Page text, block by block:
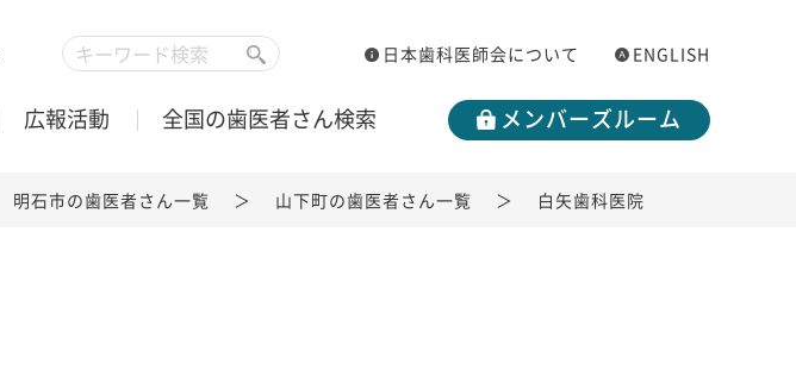
日本歯科医師会について ENGLISH
広報活動 全国の歯医者さん検索 メンバーズルーム
明石市の歯医者さん一覧 山下町の歯医者さん一覧 白矢歯科医院